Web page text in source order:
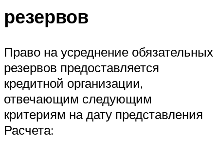
резервов
Право на усреднение обязательных
резервов предоставляется
кредитной организации,
отвечающим следующим
критериям на дату представления
Расчета: